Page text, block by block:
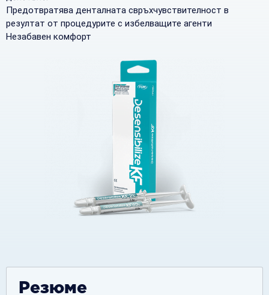
Предотвратява денталната свръхчувствителност в
резултат от процедурите с избелващите агенти
Незабавен комфорт
Резюме